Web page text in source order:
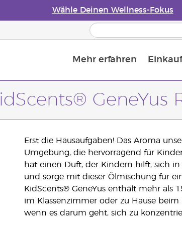
Wähle Deinen Wellness-Fokus
Mehr erfahren
GeneYus
Erst die Hausaufgaben! Das Aroma
Umgebung, die hervorragend für
hat einen Duft, der Kindern hilft, sich
und sorge mit dieser Ölmischung für
KidScents® GeneYus enthält mehr als
im Klassenzimmer oder zu Hause
wenn es darum geht, sich zu